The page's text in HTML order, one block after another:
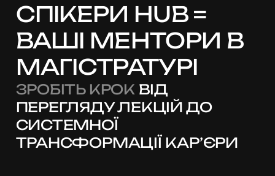
СПІКЕРИ HUB =
ВАШІ МЕНТОРИ В
МАГІСТРАТУРІ
ЗРОБІТЬ КРОКВІД
ПЕРЕГЛЯДУ ЛЕКЦІЙ ДО
СИСТЕМНОЇ
ТРАНСФОРМАЦІЇ КАР’ЄРИ